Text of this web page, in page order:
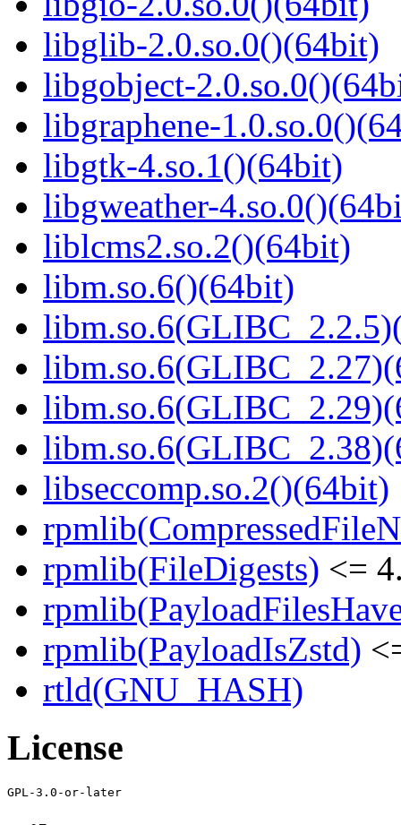
libglib-2.0.so.0()(64bit)
libgobject-
libgraphene-
libgtk-4.so.1()(64bit)
libgweather-
liblcms2.so.2()(64bit)
libm.so.6()(64bit)
libseccomp.so.2()(64bit)
rpmlib(FileDigests) <=
rpmlib(PayloadIsZstd)
rtld(GNU_HASH)
License